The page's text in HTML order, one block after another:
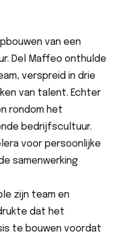
van een
Del Maffeo onthulde
verspreid in drie
van talent. Echter
rondom het
bedrijfscultuur.
voor persoonlijke
samenwerking
zijn team en
dat het
te bouwen voordat